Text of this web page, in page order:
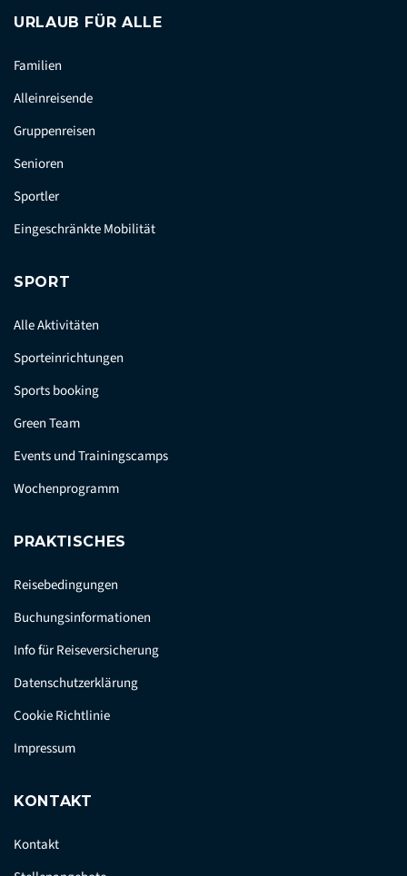
URLAUB FÜR ALLE
Familien
Alleinreisende
Gruppenreisen
Senioren
Sportler
Eingeschränkte Mobilität
SPORT
Alle Aktivitäten
Sporteinrichtungen
Sports booking
Green Team
Events und Trainingscamps
Wochenprogramm
PRAKTISCHES
Reisebedingungen
Buchungsinformationen
Info für Reiseversicherung
Datenschutzerklärung
Cookie Richtlinie
Impressum
KONTAKT
Kontakt